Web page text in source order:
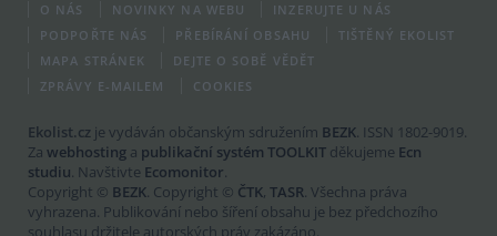
O NÁS NOVINKY NA WEBU
INZERUJTE U NÁS
PODPOŘTE NÁS
PŘEBÍRÁNÍ OBSAHU
TIŠTĚNÝ EKOLIST
MAPA STRÁNEK
DEJTE O SOBĚ VĚDĚT
ZPRÁVY E-MAILEM
COOKIES
Ekolist.cz je vydáván občanským sdružením BEZK. ISSN 1802-9019.
Za webhosting a publikační systém TOOLKIT děkujeme Ecn
studiu. Navštivte Ecomonitor.
Copyright © BEZK. Copyright © ČTK, TASR. Všechna práva
vyhrazena. Publikování nebo šíření obsahu je bez předchozího
souhlasu držitele autorských práv zakázáno.